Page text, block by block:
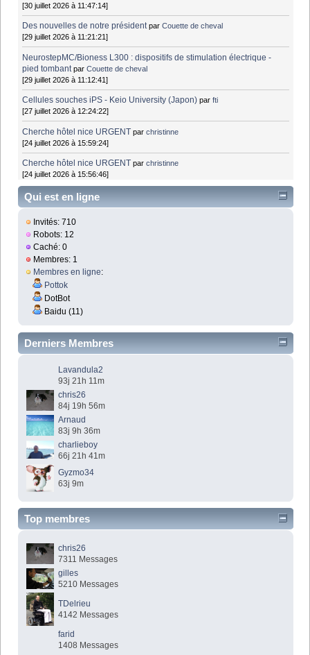
[30 juillet 2026 à 11:47:14]
Des nouvelles de notre président parCouette de cheval
[29 juillet 2026 à 11:21:21]
NeurostepMC/Bioness L300 : dispositifs de stimulation électrique -
pied tombant parCouette de cheval
[29 juillet 2026 à 11:12:41]
Cellules souches iPS - Keio University (Japon) parfti
[27 juillet 2026 à 12:24:22]
Cherche hôtel nice URGENT parchristinne
[24 juillet 2026 à 15:59:24]
Cherche hôtel nice URGENT parchristinne
[24 juillet 2026 à 15:56:46]
Qui est en ligne
Invités: 710
Robots: 12
Caché: 0
Membres: 1
Membres en ligne:
Pottok
DotBot
Baidu (11)
Derniers Membres
Lavandula2
93j 21h 11m
chris26
84j 19h 56m
Arnaud
83j 9h 36m
charlieboy
66j 21h 41m
Gyzmo34
63j 9m
Top membres
chris26
7311 Messages
gilles
5210 Messages
TDelrieu
4142 Messages
farid
1408 Messages